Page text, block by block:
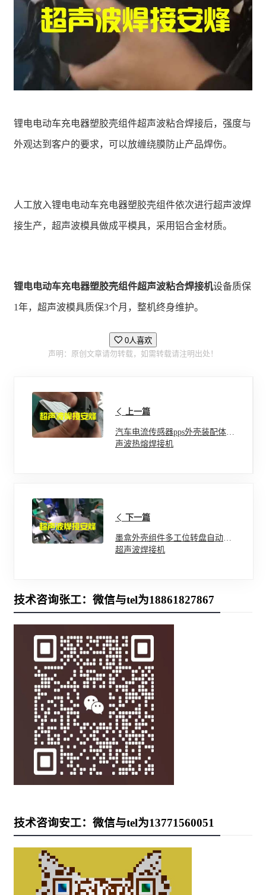
锂电电动车充电器塑胶壳组件超声波粘合焊接后，强度与
外观达到客户的要求，可以放缠绕膜防止产品焊伤。
人工放入锂电电动车充电器塑胶壳组件依次进行超声波焊
接生产，超声波模具做成平模具，采用铝合金材质。
锂电电动车充电器塑胶壳组件超声波粘合焊接机设备质保
1年，超声波模具质保3个月，整机终身维护。
0人喜欢
声明：原创文章请勿转载，如需转载请注明出处！
上一篇
汽车电流传感器pps外壳装配体超
声波热熔焊接机
下一篇
墨盒外壳组件多工位转盘自动化
超声波焊接机
技术咨询张工：微信与tel为18861827867
技术咨询安工：微信与tel为13771560051